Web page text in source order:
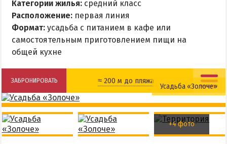
ВЕРХОВАЯ
КОЛОНИЯ
КУРОРТ
ЛИСКИ
ПЕСКИ
СЛОБОДКА
ЦЕНТР
Категории жилья: средний класс
Расположение: первая линия
Формат: усадьба с питанием в кафе или
самостоятельным приготовлением пищи на
общей кухне
ЗАБРОНИРОВАТЬ ≈ 200 м до пляжа
Детская площадка
Кафе
Общая кухня
Разрешено с животными
Усадьба «Золоче»
+4 фото